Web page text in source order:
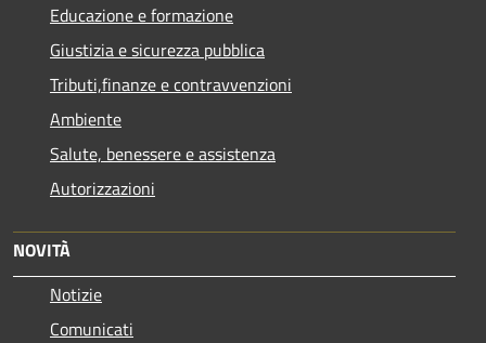
Educazione e formazione
Giustizia e sicurezza pubblica
Tributi,finanze e contravvenzioni
Ambiente
Salute, benessere e assistenza
Autorizzazioni
NOVITÀ
Notizie
Comunicati